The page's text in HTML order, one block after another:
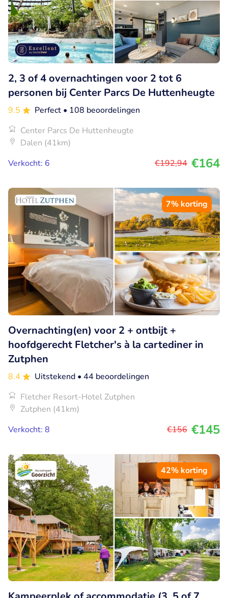
2, 3 of 4 overnachtingen voor 2 tot 6
personen bij Center Parcs De Huttenheugte
9.5 Perfect • 108 beoordelingen
Center Parcs De Huttenheugte
Dalen (41km)
Verkocht: 6
€192,94 €164
7% korting
Overnachting(en) voor 2 + ontbijt +
hoofdgerecht Fletcher's à la cartediner in
Zutphen
8.4 Uitstekend • 44 beoordelingen
Fletcher Resort-Hotel Zutphen
Zutphen (41km)
Verkocht: 8
€156 €145
42% korting